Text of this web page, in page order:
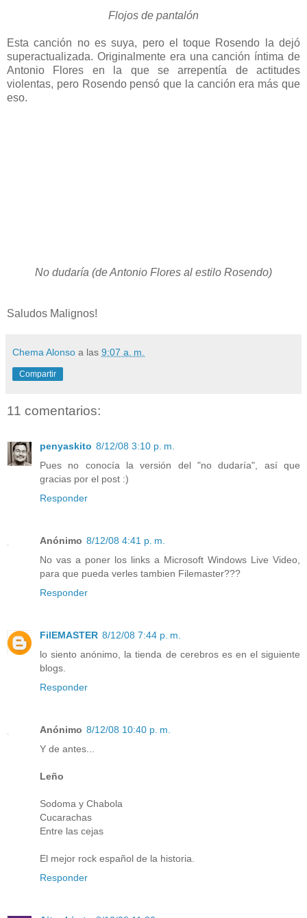
Flojos de pantalón
Esta canción no es suya, pero el toque Rosendo la dejó
superactualizada. Originalmente era una canción íntima de
Antonio Flores en la que se arrepentía de actitudes
violentas, pero Rosendo pensó que la canción era más que
eso.
No dudaría (de Antonio Flores al estilo Rosendo)
Saludos Malignos!
Chema Alonso a las 9:07 a. m.
Compartir
11 comentarios:
penyaskito 8/12/08 3:10 p. m.
Pues no conocía la versión del "no dudaría", así que
gracias por el post :)
Responder
Anónimo 8/12/08 4:41 p. m.
No vas a poner los links a Microsoft Windows Live Video,
para que pueda verles tambien Filemaster???
Responder
FilEMASTER 8/12/08 7:44 p. m.
lo siento anónimo, la tienda de cerebros es en el siguiente
blogs.
Responder
Anónimo 8/12/08 10:40 p. m.
Y de antes...
Leño
Sodoma y Chabola
Cucarachas
Entre las cejas
El mejor rock español de la historia.
Responder